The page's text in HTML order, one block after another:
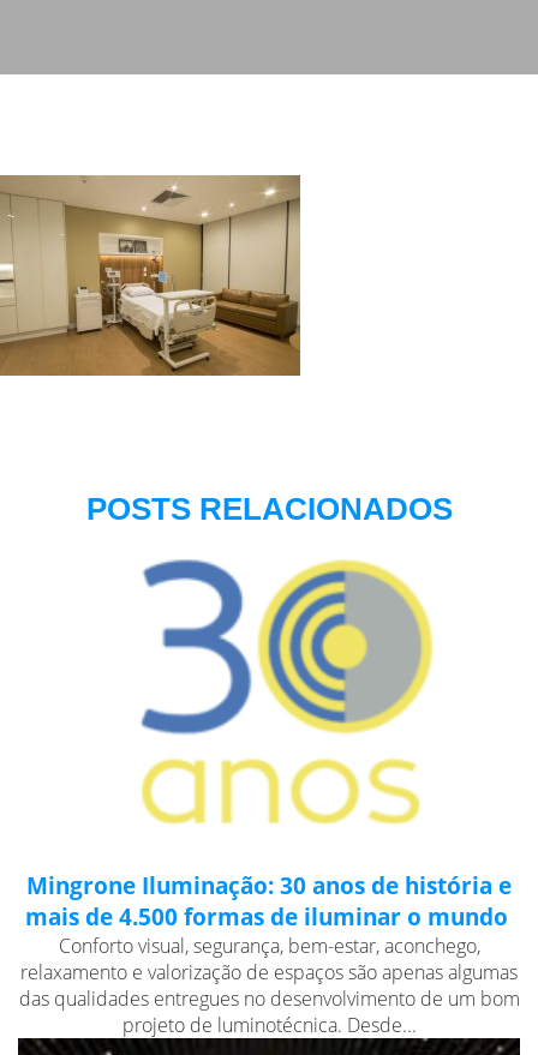
POSTS RELACIONADOS
Mingrone Iluminação: 30 anos de história e
mais de 4.500 formas de iluminar o mundo
Conforto visual, segurança, bem-estar, aconchego,
relaxamento e valorização de espaços são apenas algumas
das qualidades entregues no desenvolvimento de um bom
projeto de luminotécnica. Desde...